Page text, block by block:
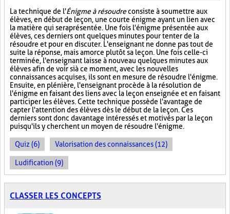
La technique de l'Énigme à résoudreconsiste à soumettre aux
élèves, en début de leçon, une courte énigme ayant un lien avec
la matière qui sera présentée. Une fois l'énigme présentée aux
élèves, ces derniers ont quelques minutes pour tenter de la
résoudre et pour en discuter. L'enseignant ne donne pas tout de
suite la réponse, mais amorce plutôt sa leçon. Une fois celle-ci
terminée, l'enseignant laisse à nouveau quelques minutes aux
élèves afin de voir si à ce moment, avec les nouvelles
connaissances acquises, ils sont en mesure de résoudre l'énigme.
Ensuite, en plénière, l'enseignant procède à la résolution de
l'énigme en faisant des liens avec la leçon enseignée et en faisant
participer les élèves. Cette technique possède l'avantage de
capter l'attention des élèves dès le début de la leçon. Ces
derniers sont donc davantage intéressés et motivés par la leçon
puisqu'ils y cherchent un moyen de résoudre l'énigme.
Quiz (6) Valorisation des connaissances (12)
Ludification (9)
CLASSER LES CONCEPTS